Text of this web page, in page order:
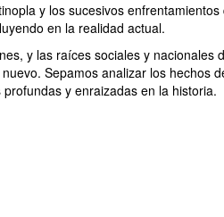
y los sucesivos
en la realidad actual.
y las raíces sociales y nacionales
Sepamos analizar los hechos
y enraizadas en la historia.